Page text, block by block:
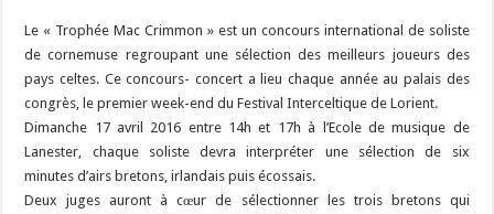
Le « Trophée Mac Crimmon » est un concours international de soliste
de cornemuse regroupant une sélection des meilleurs joueurs des
pays celtes. Ce concours- concert a lieu chaque année au palais des
congrès, le premier week-end du Festival Interceltique de Lorient.
Dimanche 17 avril 2016 entre 14h et 17h à l’Ecole de musique de
Lanester, chaque soliste devra interpréter une sélection de six
minutes d’airs bretons, irlandais puis écossais.
Deux juges auront à cœur de sélectionner les trois bretons qui